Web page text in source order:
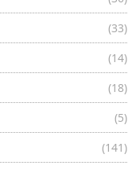
(33)
(14)
(18)
(5)
(141)